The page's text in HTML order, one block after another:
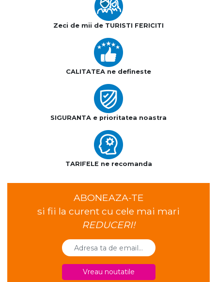
Zeci de mii de TURISTI FERICITI
CALITATEA ne defineste
SIGURANTA e prioritatea noastra
TARIFELE ne recomanda
ABONEAZA-TE
si fii la curent cu cele mai mari
REDUCERI!
Vreau noutatile